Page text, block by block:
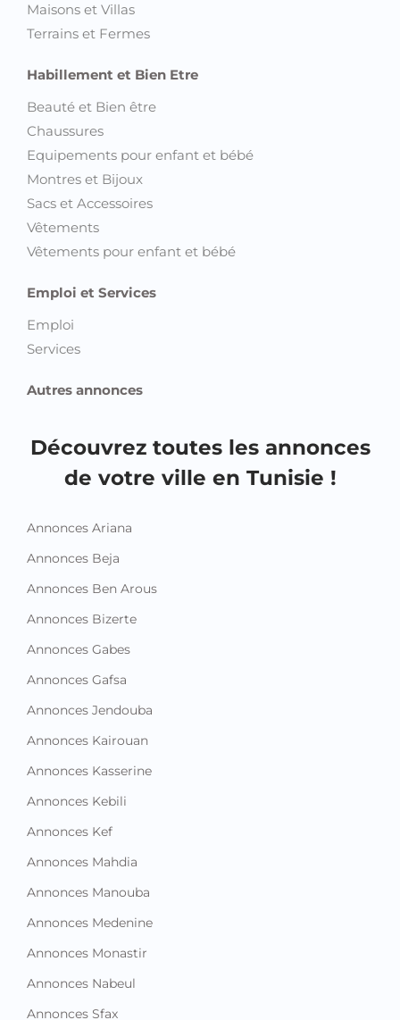
Maisons et Villas
Terrains et Fermes
Habillement et Bien Etre
Beauté et Bien être
Chaussures
Equipements pour enfant et bébé
Montres et Bijoux
Sacs et Accessoires
Vêtements
Vêtements pour enfant et bébé
Emploi et Services
Emploi
Services
Autres annonces
Découvrez toutes les annonces
de votre ville en Tunisie !
Annonces Ariana
Annonces Beja
Annonces Ben Arous
Annonces Bizerte
Annonces Gabes
Annonces Gafsa
Annonces Jendouba
Annonces Kairouan
Annonces Kasserine
Annonces Kebili
Annonces Kef
Annonces Mahdia
Annonces Manouba
Annonces Medenine
Annonces Monastir
Annonces Nabeul
Annonces Sfax